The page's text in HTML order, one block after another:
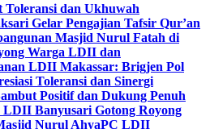
dan Ukhuwah
Gelar Pengajian Tafsir Qur’an
Masjid Nurul Fatah di
Warga LDII dan
LDII Makassar: Brigjen Pol
Toleransi dan Sinergi
Positif dan Dukung Penuh
LDII Banyusari Gotong Royong
Nurul AhyaPC LDII